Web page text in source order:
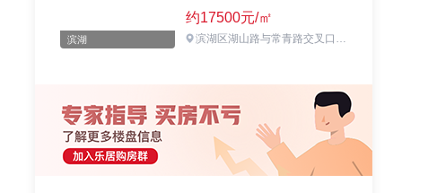
滨湖
约17500元/㎡
滨湖区湖山路与常青路交叉口东北侧